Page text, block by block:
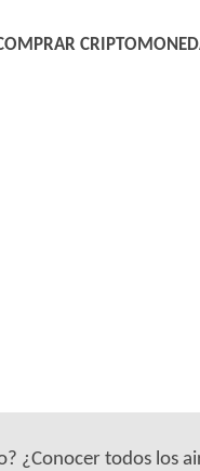
¿Conocer todos los